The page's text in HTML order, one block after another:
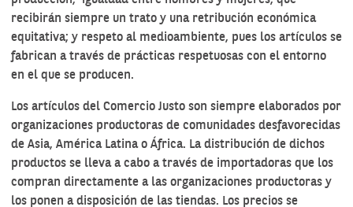
recibirán siempre un trato y una retribución económica
equitativa; y respeto al medioambiente, pues los artículos se
fabrican a través de prácticas respetuosas con el entorno
en el que se producen.
Los artículos del Comercio Justo son siempre elaborados por
organizaciones productoras de comunidades desfavorecidas
de Asia, América Latina o África. La distribución de dichos
productos se lleva a cabo a través de importadoras que los
compran directamente a las organizaciones productoras y
los ponen a disposición de las tiendas. Los precios se